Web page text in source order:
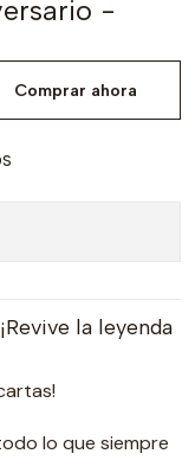
-
Comprar ahora
la leyenda
lo que siempre